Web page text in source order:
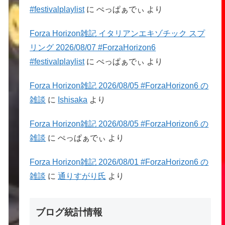
#festivalplaylistにぺっぱぁでぃ より
Forza Horizon雑記 イタリアンエキゾチック スプ
リング 2026/08/07 #ForzaHorizon6
#festivalplaylistにぺっぱぁでぃ より
Forza Horizon雑記 2026/08/05 #ForzaHorizon6 の
雑談 に Ishisaka より
Forza Horizon雑記 2026/08/05 #ForzaHorizon6 の
雑談 にぺっぱぁでぃ より
Forza Horizon雑記 2026/08/01 #ForzaHorizon6 の
雑談 に通りすがり氏 より
ブログ統計情報